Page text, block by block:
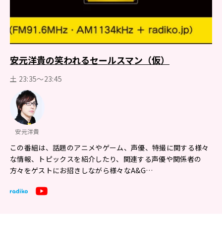
安元洋貴の笑われるセールスマン（仮）
土 23:35～23:45
安元洋貴
この番組は、話題のアニメやゲーム、声優、特撮に関する様々
な情報、トピックスを紹介したり、関連する声優や関係者の
方々をゲストにお招きしながら様々なA&G…